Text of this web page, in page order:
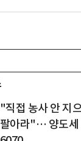
"직접 농사 안 지
팔아라"… 양도세